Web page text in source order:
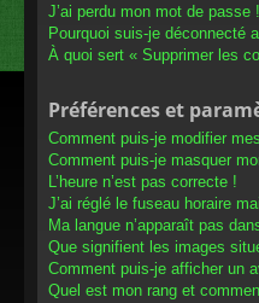
J’ai perdu mon mot de passe !
Pourquoi suis-je déconnecté
À quoi sert « Supprimer les
Préférences et
Comment puis-je modifier
Comment puis-je masquer
L’heure n’est pas correcte !
J’ai réglé le fuseau horaire
Ma langue n’apparaît pas
Que signifient les images
Comment puis-je afficher un
Quel est mon rang et